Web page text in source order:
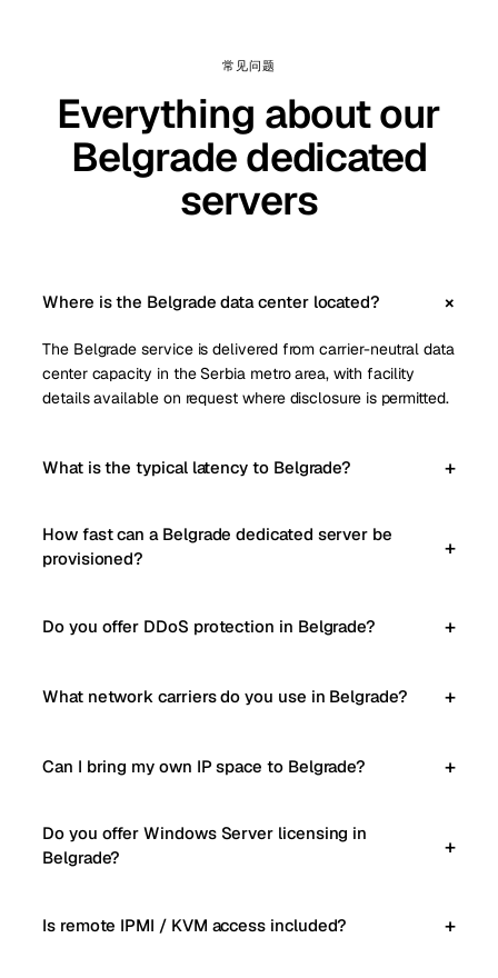
常见问题
Everything about our
Belgrade dedicated
servers
Where is the Belgrade data center located?
The Belgrade service is delivered from carrier-neutral data
center capacity in the Serbia metro area, with facility
details available on request where disclosure is permitted.
What is the typical latency to Belgrade?
How fast can a Belgrade dedicated server be
provisioned?
Do you offer DDoS protection in Belgrade?
What network carriers do you use in Belgrade?
Can I bring my own IP space to Belgrade?
Do you offer Windows Server licensing in
Belgrade?
Is remote IPMI / KVM access included?